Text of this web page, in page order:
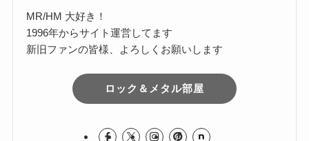
MR/HM 大好き！
1996年からサイト運営してます
新旧ファンの皆様、よろしくお願いします
ロック＆メタル部屋